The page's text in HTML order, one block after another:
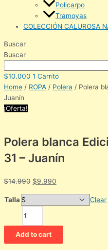
Policarpo
Tramoyas
COLECCIÓN CALUROSA
Buscar
Buscar
$10.000 1 Carrito
Home / ROPA / Polera / Polera
Juanín
¡Oferta!
Polera blanca
31 – Juanín
$14.990 $9.990
Talla Clear
Add to cart